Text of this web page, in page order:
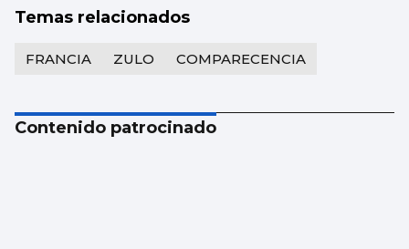
Temas relacionados
FRANCIA ZULO COMPARECENCIA
Contenido patrocinado